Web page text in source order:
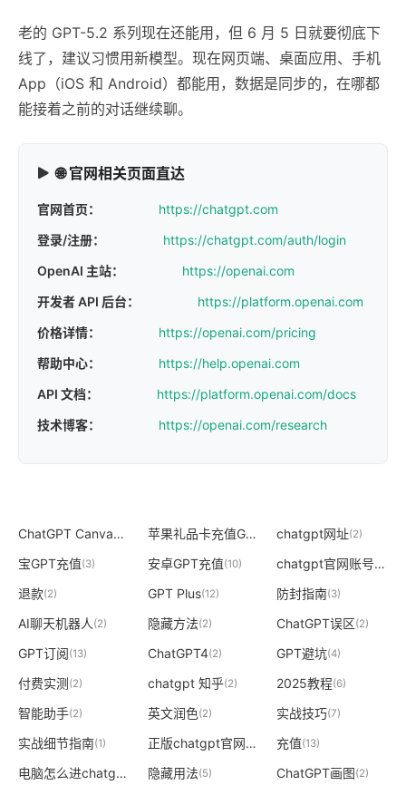
老的 GPT-5.2 系列现在还能用，但 6 月 5 日就要彻底下
线了，建议习惯用新模型。现在网页端、桌面应用、手机
App（iOS 和 Android）都能用，数据是同步的，在哪都
能接着之前的对话继续聊。
🌐 官网相关页面直达
官网首页：
https://chatgpt.com
登录/注册：
https://chatgpt.com/auth/login
OpenAI 主站：
https://openai.com
开发者 API 后台：
https://platform.openai.com
价格详情：
https://openai.com/pricing
帮助中心：
https://help.openai.com
API 文档：
https://platform.openai.com/docs
技术博客：
https://openai.com/research
ChatGPT Canvas(2) 苹果礼品卡充值GPT chatgpt网址(2)
宝GPT充值(3) 安卓GPT充值(10) chatgpt官网账号
(2)
退款(2) GPT Plus(12) 防封指南(3)
AI聊天机器人 (2) 隐藏方法(2) ChatGPT误区(2)
GPT订阅(13) ChatGPT4(2) GPT避坑(4)
付费实测(2) chatgpt 知乎(2) 2025教程(6)
智能助手(2) 英文润色(2) 实战技巧(7)
实战细节指南(1) 正版chatgpt官网
(2) 充值(13)
电脑怎么进chatgpt官网 (2)
隐藏用法(5) ChatGPT画图(2)